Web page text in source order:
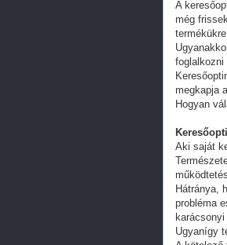
A
még
foglalkozni
megkapja
Hogyan
Aki saját
Hátránya,
probléma
Ugyanígy